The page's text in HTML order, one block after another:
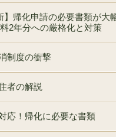
】帰化申請の必要書類が大
2年分への厳格化と対策
制度の衝撃
者の解説
応！帰化に必要な書類